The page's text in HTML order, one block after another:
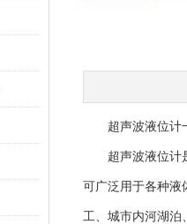
超声波液位计
超声波液位计是
可广泛用于各种液
工、城市内河湖泊